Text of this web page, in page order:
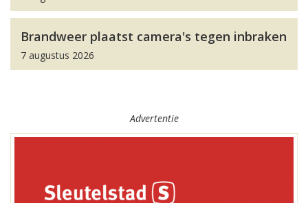
Brandweer plaatst camera's tegen inbraken
7 augustus 2026
Advertentie